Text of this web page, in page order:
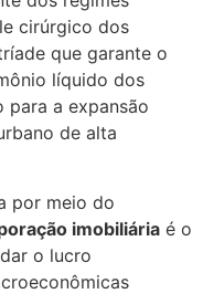
cirúrgico dos
que garante o
líquido dos
para a expansão
de alta
por meio do
imobiliária é o
o lucro